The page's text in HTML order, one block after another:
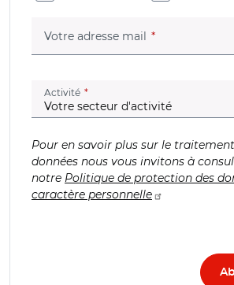
Votre adresse mail (champ
Activité (champ obligatoire)
Pour en savoir plus sur le
données nous vous invitons à
notre Politique de protection des
caractère personnelle